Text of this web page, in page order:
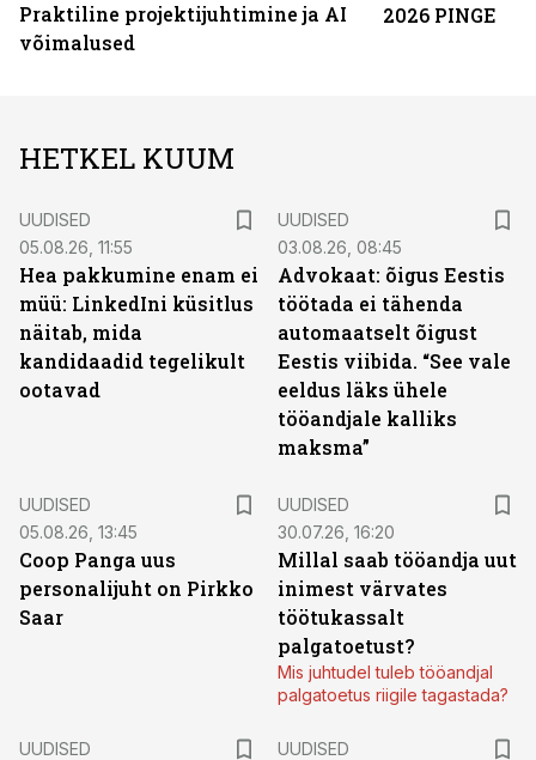
Praktiline projektijuhtimine ja AI
võimalused
2026 PINGE
HETKEL KUUM
UUDISED
05.08.26, 11:55
Hea pakkumine enam ei
müü: LinkedIni küsitlus
näitab, mida
kandidaadid tegelikult
ootavad
UUDISED
03.08.26, 08:45
Advokaat: õigus Eestis
töötada ei tähenda
automaatselt õigust
Eestis viibida. “See vale
eeldus läks ühele
tööandjale kalliks
maksma”
UUDISED
05.08.26, 13:45
Coop Panga uus
personalijuht on Pirkko
Saar
UUDISED
30.07.26, 16:20
Millal saab tööandja uut
inimest värvates
töötukassalt
palgatoetust?
Mis juhtudel tuleb tööandjal
palgatoetus riigile tagastada?
UUDISED
UUDISED